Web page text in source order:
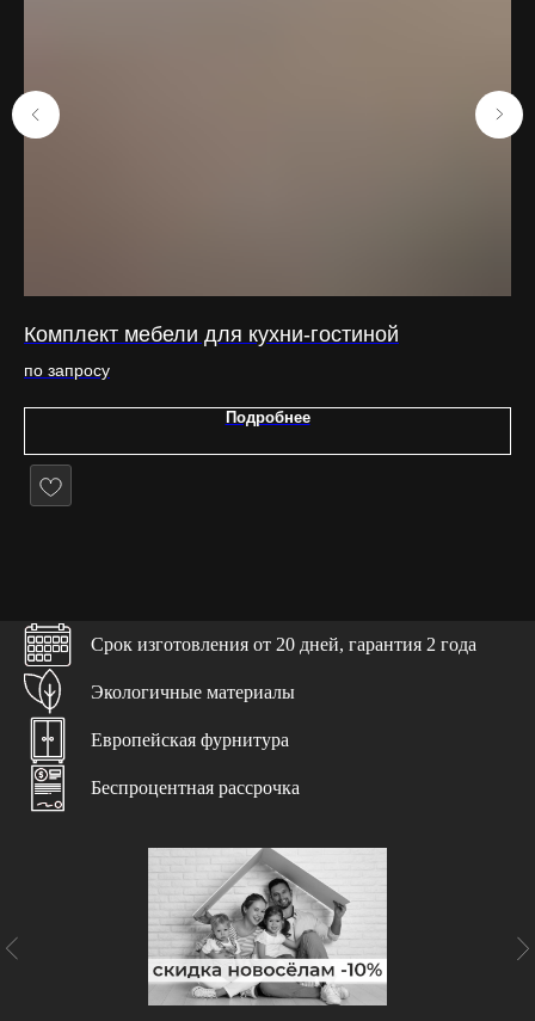
Комплект мебели для кухни-гостиной
по запросу
Подробнее
Срок изготовления от 20 дней, гарантия 2 года
Экологичные материалы
Европейская фурнитура
Беспроцентная рассрочка
Бесплатно в каждом проекте
Консультация специалиста
Чистота и порядок
При заключении договора
Бережно и в срок
С учетом особенностей помещения